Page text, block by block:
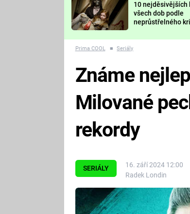
FUTURAMA
10 nejděsivějších
všech dob podle
neprůstřelného
nejvíc zvednou
Prima COOL ■ Seriály
SERIÁLY
16. září 2024 12:00
Radek Londin
Známe
Milované
rekordy